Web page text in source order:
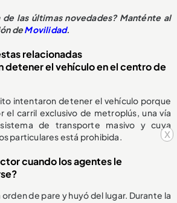
x
de las últimas novedades? Manténte al
deMovilidad.
relacionadas
detener el vehículo en el centro de
intentaron detener el vehículo porque
el carril exclusivo de metroplús, una vía
de transporte masivo y cuya
particulares está prohibida.
cuando los agentes le
de pare y huyó del lugar. Durante la